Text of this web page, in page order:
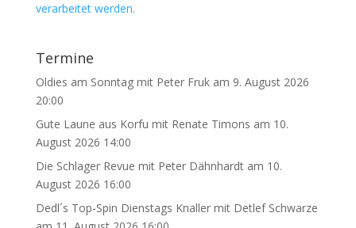
verarbeitet werden.
Termine
Oldies am Sonntag mit Peter Frukam 9. August 2026
20:00
Gute Laune aus Korfu mit Renate Timons am 10.
August 2026 14:00
Die Schlager Revue mit Peter Dähnhardtam 10.
August 2026 16:00
Dedl´s Top-Spin Dienstags Knaller mit Detlef Schwarze